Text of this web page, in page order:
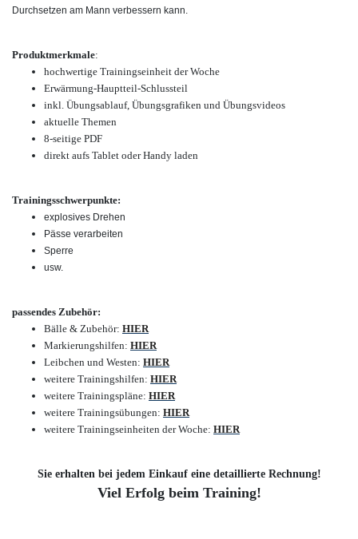
Durchsetzen am Mann verbessern kann.
Produktmerkmale:
hochwertige Trainingseinheit der Woche
Erwärmung-Hauptteil-Schlussteil
inkl. Übungsablauf, Übungsgrafiken und Übungsvideos
aktuelle Themen
8-seitige PDF
direkt aufs Tablet oder Handy laden
Trainingsschwerpunkte:
explosives Drehen
Pässe verarbeiten
Sperre
usw.
passendes Zubehör:
Bälle & Zubehör: HIER
Markierungshilfen: HIER
Leibchen und Westen: HIER
weitere Trainingshilfen: HIER
weitere Trainingspläne: HIER
weitere Trainingsübungen: HIER
weitere Trainingseinheiten der Woche: HIER
Sie erhalten bei jedem Einkauf eine detaillierte Rechnung!
Viel Erfolg beim Training!